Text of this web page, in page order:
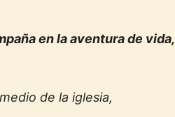
en la aventura de vida,
de la iglesia,